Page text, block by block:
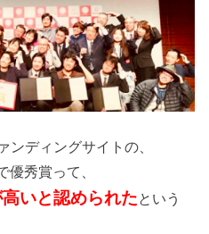
ンディングサイトの、
優秀賞って、
いと認められたという